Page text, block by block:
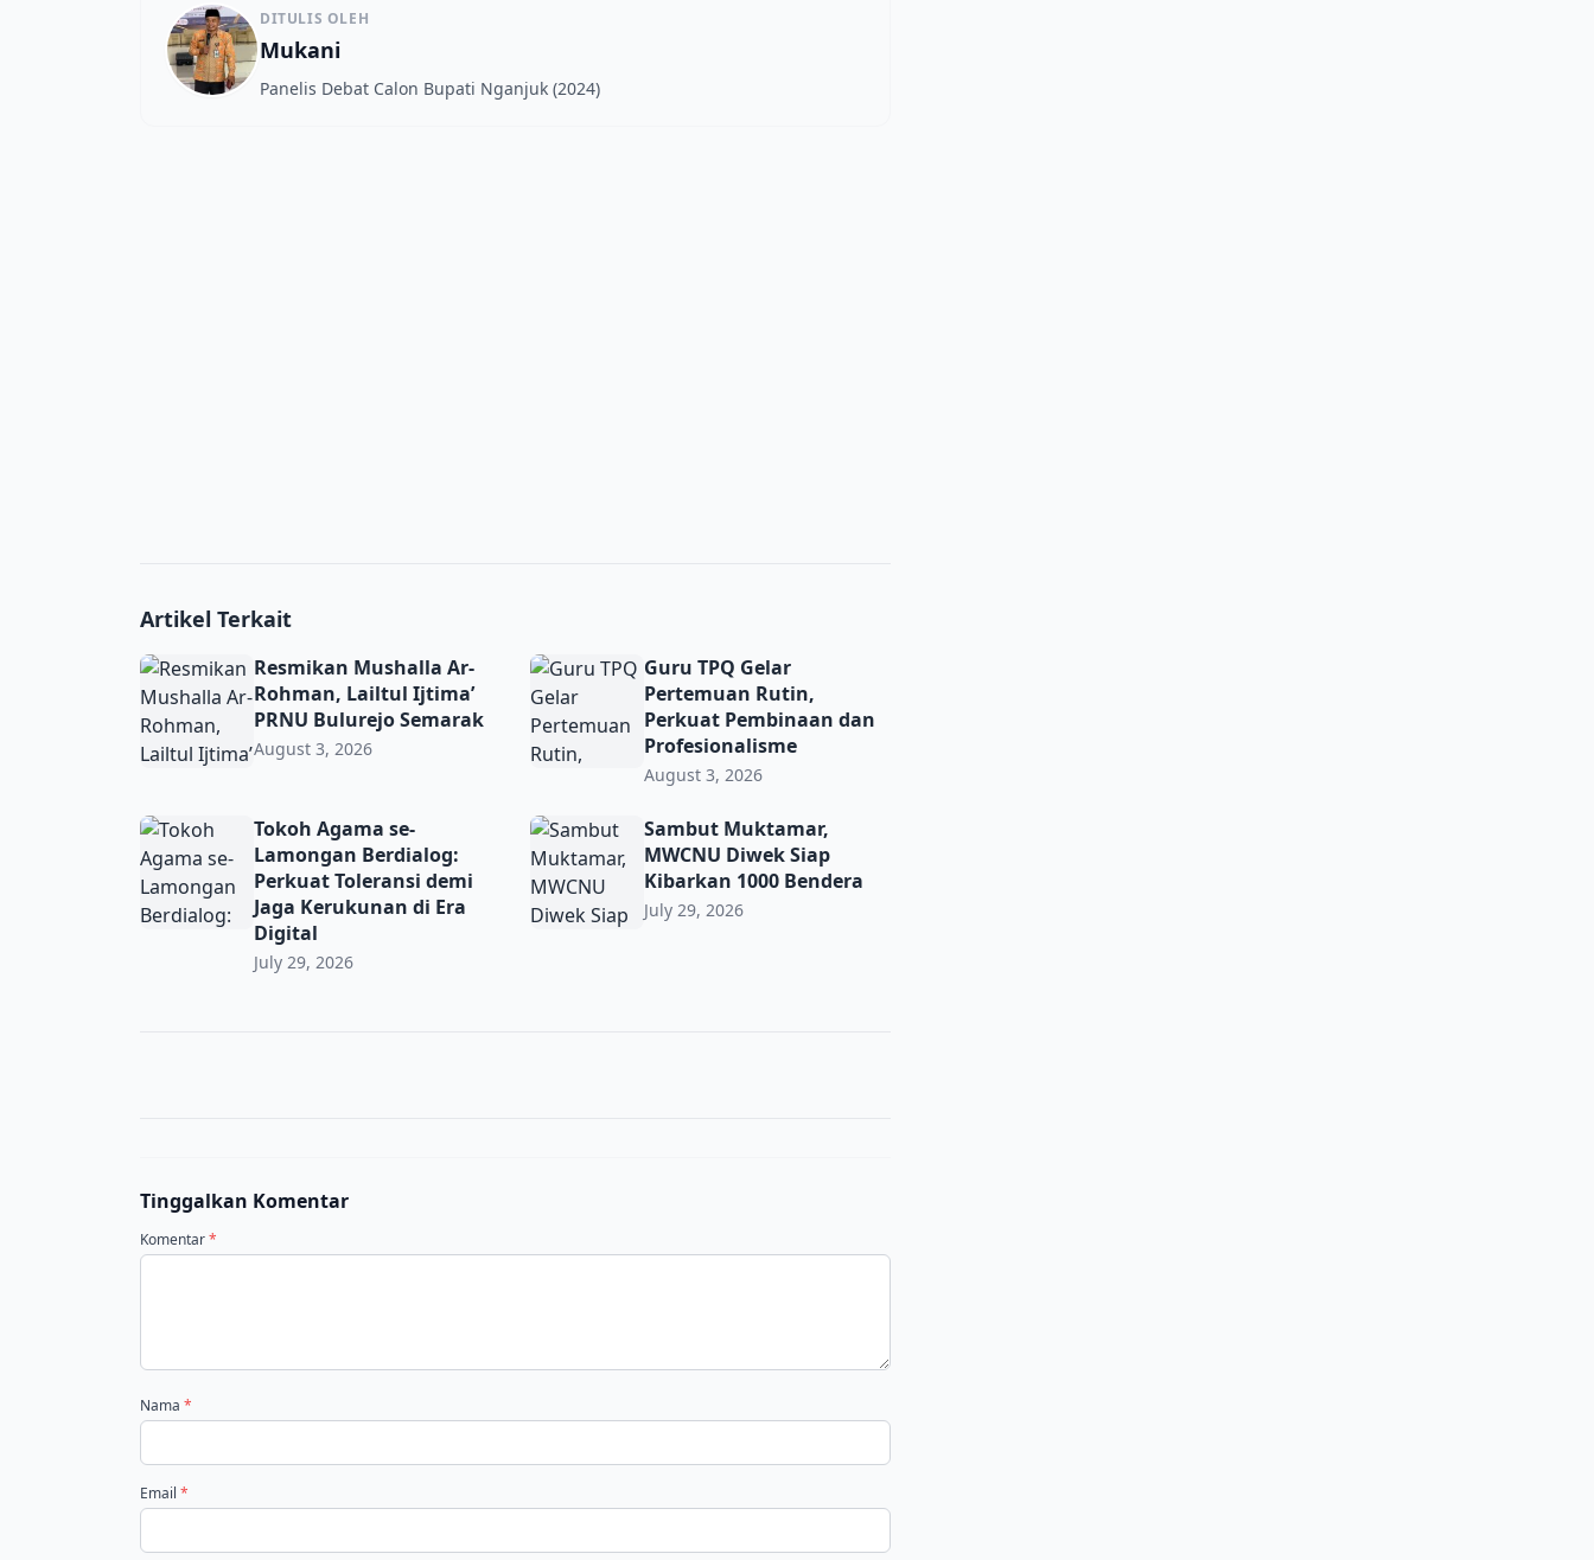
DITULIS OLEH
Mukani
Panelis Debat Calon Bupati Nganjuk (2024)
Artikel Terkait
Resmikan Mushalla Ar-Rohman, Lailtul Ijtima’ PRNU Bulurejo Semarak
Resmikan Mushalla Ar-
Rohman, Lailtul Ijtima’
PRNU Bulurejo Semarak
August 3, 2026
Guru TPQ Gelar Pertemuan Rutin, Perkuat Pembinaan dan Profesionalisme
Guru TPQ Gelar
Pertemuan Rutin,
Perkuat Pembinaan dan
Profesionalisme
August 3, 2026
Tokoh Agama se-Lamongan Berdialog: Perkuat Toleransi demi Jaga Kerukunan di Era Digital
Tokoh Agama se-
Lamongan Berdialog:
Perkuat Toleransi demi
Jaga Kerukunan di Era
Digital
July 29, 2026
Sambut Muktamar, MWCNU Diwek Siap Kibarkan 1000 Bendera
Sambut Muktamar,
MWCNU Diwek Siap
Kibarkan 1000 Bendera
July 29, 2026
Tinggalkan Komentar
Komentar*
Nama *
Email *